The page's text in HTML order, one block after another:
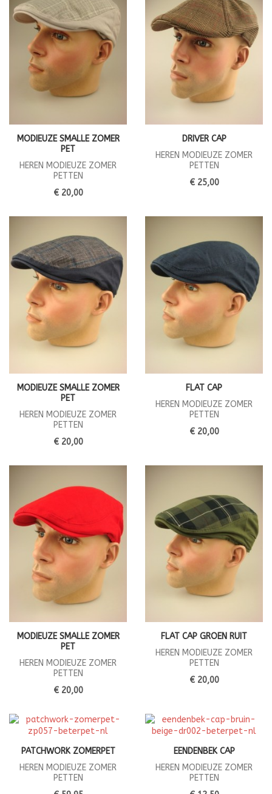
MODIEUZE SMALLE ZOMER
PET
HEREN MODIEUZE ZOMER
PETTEN
€ 20,00
DRIVER CAP
HEREN MODIEUZE ZOMER
PETTEN
€ 25,00
MODIEUZE SMALLE ZOMER
PET
HEREN MODIEUZE ZOMER
PETTEN
€ 20,00
FLAT CAP
HEREN MODIEUZE ZOMER
PETTEN
€ 20,00
MODIEUZE SMALLE ZOMER
PET
HEREN MODIEUZE ZOMER
PETTEN
€ 20,00
FLAT CAP GROEN RUIT
HEREN MODIEUZE ZOMER
PETTEN
€ 20,00
PATCHWORK ZOMERPET
HEREN MODIEUZE ZOMER
PETTEN
EENDENBEK CAP
HEREN MODIEUZE ZOMER
PETTEN